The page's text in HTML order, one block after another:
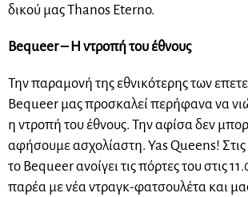
δικού μας Thanos Eterno.
Bequeer – Η ντροπή του έθνους
Την παραμονή της εθνικότερης των
Bequeer μας προσκαλεί περήφανα να
η ντροπή του έθνους. Την αφίσα δεν
αφήσουμε ασχολίαστη. Yas Queens!
το Bequeer ανοίγει τις πόρτες του στις
παρέα με νέα ντραγκ-φατσουλέτα και